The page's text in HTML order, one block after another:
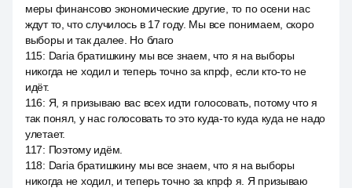
меры финансово экономические другие, то по осени нас
ждут то, что случилось в 17 году. Мы все понимаем, скоро
выборы и так далее. Но благо
115: Daria братишкину мы все знаем, что я на выборы
никогда не ходил и теперь точно за кпрф, если кто-то не
идёт.
116: Я, я призываю вас всех идти голосовать, потому что я
так понял, у нас голосовать то это куда-то куда куда не надо
улетает.
117: Поэтому идём.
118: Daria братишкину мы все знаем, что я на выборы
никогда не ходил, и теперь точно за кпрф я. Я призываю